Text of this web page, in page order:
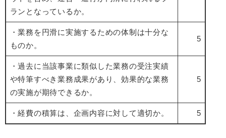
ランとなっているか。
・業務を円滑に実施するための体制は十分な
ものか。
5
・過去に当該事業に類似した業務の受注実績
や特筆すべき業務成果があり、効果的な業務
の実施が期待できるか。
5
・経費の積算は、企画内容に対して適切か。 5